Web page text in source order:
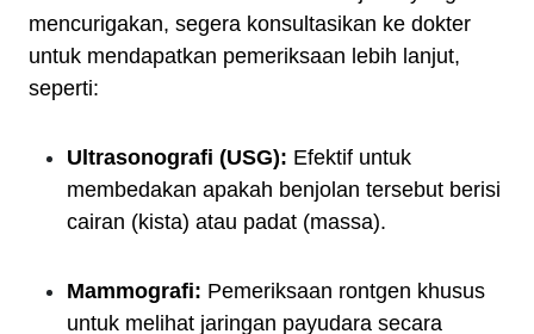
mencurigakan, segera konsultasikan ke dokter
untuk mendapatkan pemeriksaan lebih lanjut,
seperti:
Ultrasonografi (USG): Efektif untuk
membedakan apakah benjolan tersebut berisi
cairan (kista) atau padat (massa).
Mammografi: Pemeriksaan rontgen khusus
untuk melihat jaringan payudara secara